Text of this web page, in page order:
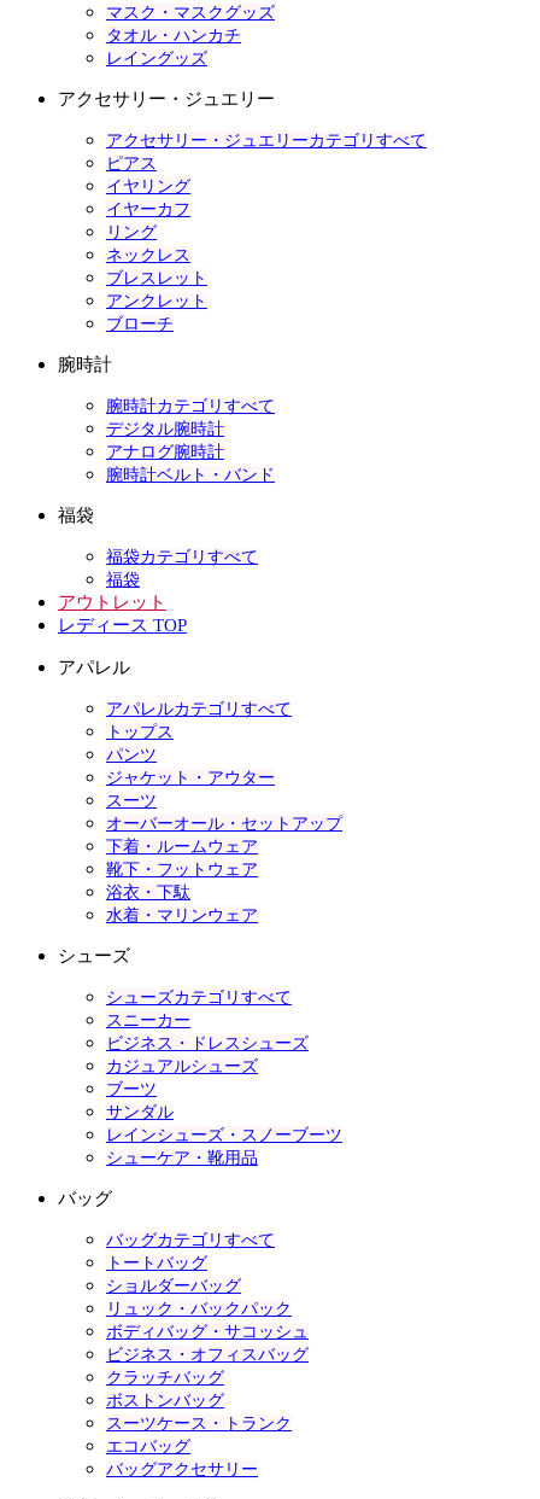
マスク・マスクグッズ
タオル・ハンカチ
レイングッズ
アクセサリー・ジュエリー
アクセサリー・ジュエリーカテゴリすべて
ピアス
イヤリング
イヤーカフ
リング
ネックレス
ブレスレット
アンクレット
ブローチ
腕時計
腕時計カテゴリすべて
デジタル腕時計
アナログ腕時計
腕時計ベルト・バンド
福袋
福袋カテゴリすべて
福袋
アウトレット
レディース TOP
アパレル
アパレルカテゴリすべて
トップス
パンツ
ジャケット・アウター
スーツ
オーバーオール・セットアップ
下着・ルームウェア
靴下・フットウェア
浴衣・下駄
水着・マリンウェア
シューズ
シューズカテゴリすべて
スニーカー
ビジネス・ドレスシューズ
カジュアルシューズ
ブーツ
サンダル
レインシューズ・スノーブーツ
シューケア・靴用品
バッグ
バッグカテゴリすべて
トートバッグ
ショルダーバッグ
リュック・バックパック
ボディバッグ・サコッシュ
ビジネス・オフィスバッグ
クラッチバッグ
ボストンバッグ
スーツケース・トランク
エコバッグ
バッグアクセサリー